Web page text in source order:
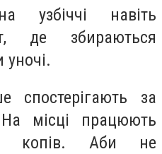
узбіччі навіть
де збираються
уночі.
спостерігають за
На місці працюють
копів. Аби не